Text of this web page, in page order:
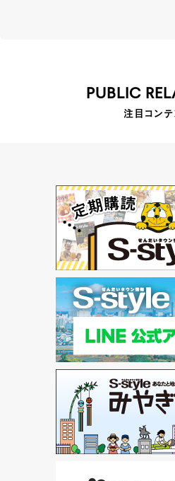
PUBLIC
注目コンテ